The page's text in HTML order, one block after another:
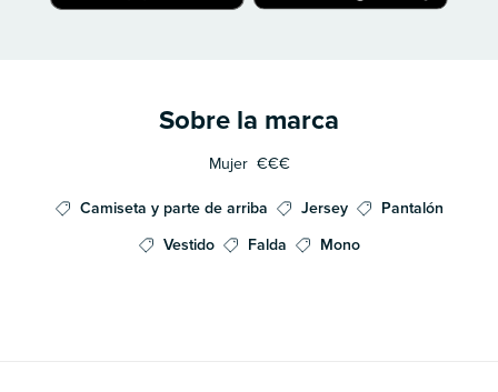
Sobre la marca
Mujer €€€
Camiseta y parte de arriba Jersey
Pantalón
Vestido
Falda Mono